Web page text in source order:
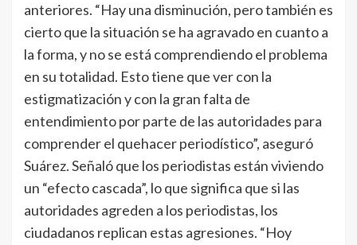
anteriores. “Hay una disminución, pero también es
cierto que la situación se ha agravado en cuanto a
la forma, y no se está comprendiendo el problema
en su totalidad. Esto tiene que ver con la
estigmatización y con la gran falta de
entendimiento por parte de las autoridades para
comprender el quehacer periodístico”, aseguró
Suárez. Señaló que los periodistas están viviendo
un “efecto cascada”, lo que significa que si las
autoridades agreden a los periodistas, los
ciudadanos replican estas agresiones. “Hoy